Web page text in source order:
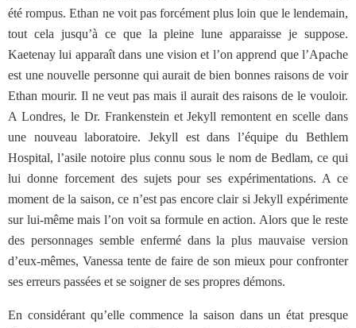
été rompus. Ethan ne voit pas forcément plus loin que le lendemain,
tout cela jusqu’à ce que la pleine lune apparaisse je suppose.
Kaetenay lui apparaît dans une vision et l’on apprend que l’Apache
est une nouvelle personne qui aurait de bien bonnes raisons de voir
Ethan mourir. Il ne veut pas mais il aurait des raisons de le vouloir.
A Londres, le Dr. Frankenstein et Jekyll remontent en scelle dans
une nouveau laboratoire. Jekyll est dans l’équipe du Bethlem
Hospital, l’asile notoire plus connu sous le nom de Bedlam, ce qui
lui donne forcement des sujets pour ses expérimentations. A ce
moment de la saison, ce n’est pas encore clair si Jekyll expérimente
sur lui-même mais l’on voit sa formule en action. Alors que le reste
des personnages semble enfermé dans la plus mauvaise version
d’eux-mêmes, Vanessa tente de faire de son mieux pour confronter
ses erreurs passées et se soigner de ses propres démons.
En considérant qu’elle commence la saison dans un état presque